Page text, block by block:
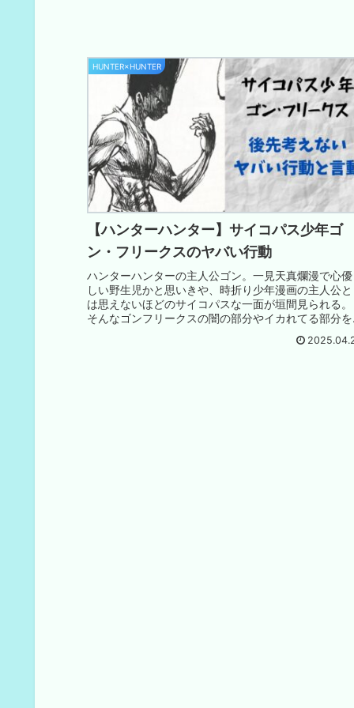
HUNTER×HUNTER
【ハンターハンター】サイコパス少年ゴ
ン・フリークスのヤバい行動
ハンターハンターの主人公ゴン。一見天真爛漫で心優
しい野生児かと思いきや、時折り少年漫画の主人公と
は思えないほどのサイコパスな一面が垣間見られる。
そんなゴンフリークスの闇の部分やイカれてる部分を